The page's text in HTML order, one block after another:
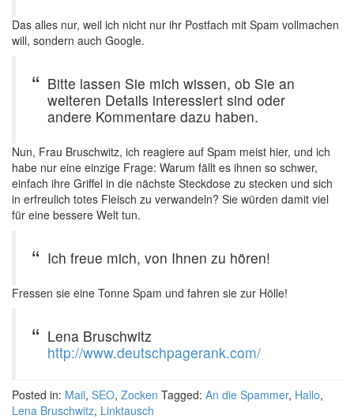
Das alles nur, weil ich nicht nur ihr Postfach mit Spam vollmachen
will, sondern auch Google.
Bitte lassen Sie mich wissen, ob Sie an
weiteren Details interessiert sind oder
andere Kommentare dazu haben.
Nun, Frau Bruschwitz, ich reagiere auf Spam meist hier, und ich
habe nur eine einzige Frage: Warum fällt es ihnen so schwer,
einfach ihre Griffel in die nächste Steckdose zu stecken und sich
in erfreulich totes Fleisch zu verwandeln? Sie würden damit viel
für eine bessere Welt tun.
Ich freue mich, von Ihnen zu hören!
Fressen sie eine Tonne Spam und fahren sie zur Hölle!
Lena Bruschwitz
http://www.deutschpagerank.com/
Posted in: Mail, SEO, Zocken Tagged: An die Spammer, Hallo,
Lena Bruschwitz, Linktausch